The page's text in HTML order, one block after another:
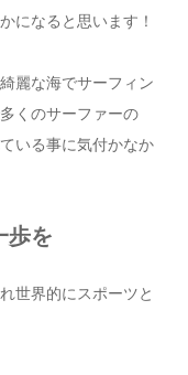
になると思います！
麗な海でサーフィン
くのサーファーの
いる事に気付かなか
歩を
世界的にスポーツと